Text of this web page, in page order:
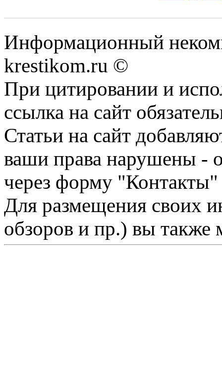
Информационный
krestikom.ru ©
При цитировании и
ссылка на сайт
Статьи на сайт
ваши права нарушены -
через форму "Контакты"
Для размещения своих
обзоров и пр.) вы также